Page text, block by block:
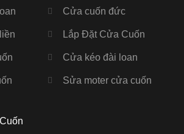
Cửa cuốn đức
Lắp Đặt Cửa Cuốn
Cửa kéo đài loan
Sửa moter cửa cuốn